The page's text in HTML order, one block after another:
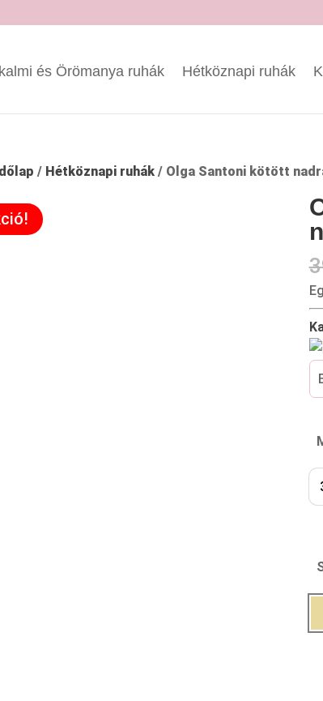
és Örömanya ruhák Hétköznapi ruhák
/ Hétköznapi ruhák/ Olga Santoni kötött